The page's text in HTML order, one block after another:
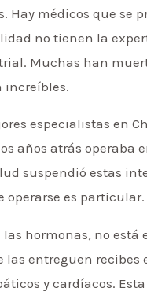
Hay médicos que se
no tienen la
Muchas han
increíbles.
especialistas en
años atrás operaba
suspendió estas
operarse es particular.
las hormonas, no
las entreguen
y cardíacos.